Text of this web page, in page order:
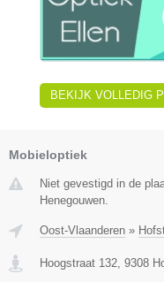
BEKIJK VOLLEDIG
Mobieloptiek
Niet gevestigd in de
Henegouwen.
Oost-Vlaanderen »
Hoogstraat 132, 9308